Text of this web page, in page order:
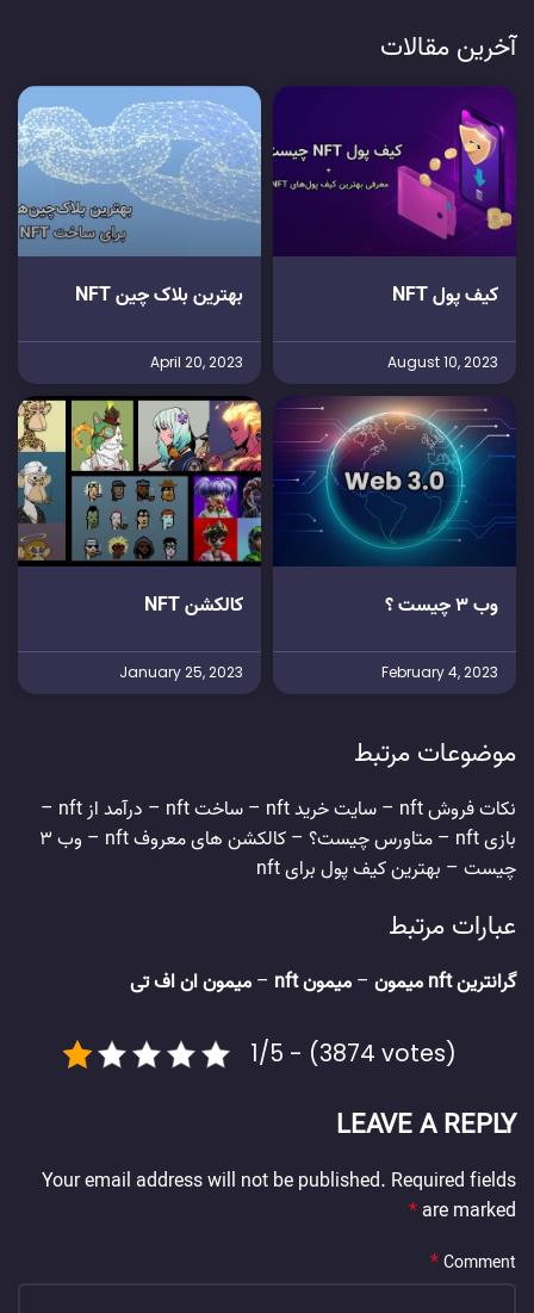
آخرین مقالات
کیف پول NFT
August 10, 2023
بهترین بلاک چین NFT
April 20, 2023
وب 3 چیست ؟
February 4, 2023
کالکشن NFT
January 25, 2023
موضوعات مرتبط
نکات فروش nft –سایت خرید nft –ساخت nft – درآمد از nft
–
بازی nft
–متاورس چیست؟ –کالکشن های معروف nft –
وب 3
چیست – بهترین کیف پول برای nft
عبارات مرتبط
گرانترین nft میمون –میمون nft –میمون ان اف تی
1/5 - (3874 votes)
LEAVE A REPLY
Your email address will not be published. Required fields
are marked
*
Comment
*